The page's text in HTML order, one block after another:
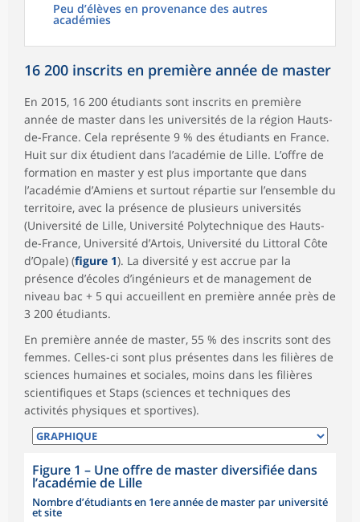
Peu d’élèves en provenance des autres
académies
16 200 inscrits en première année de master
En 2015, 16 200 étudiants sont inscrits en première
année de master dans les universités de la région Hauts-
de-France. Cela représente 9 % des étudiants en France.
Huit sur dix étudient dans l’académie de Lille. L’offre de
formation en master y est plus importante que dans
l’académie d’Amiens et surtout répartie sur l’ensemble du
territoire, avec la présence de plusieurs universités
(Université de Lille, Université Polytechnique des Hauts-
de-France, Université d’Artois, Université du Littoral Côte
d’Opale) (figure 1). La diversité y est accrue par la
présence d’écoles d’ingénieurs et de management de
niveau bac + 5 qui accueillent en première année près de
3 200 étudiants.
En première année de master, 55 % des inscrits sont des
femmes. Celles-ci sont plus présentes dans les filières de
sciences humaines et sociales, moins dans les filières
scientifiques et Staps (sciences et techniques des
activités physiques et sportives).
Figure 1 – Une offre de master diversifiée dans
l’académie de Lille
Nombre d’étudiants en 1ere année de master par université
et site